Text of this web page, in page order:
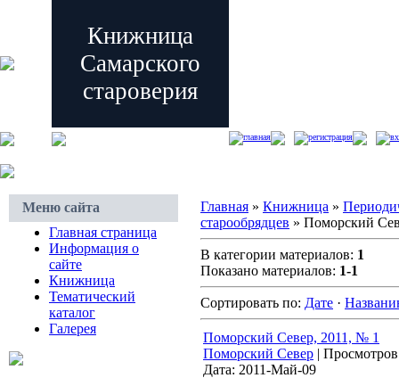
Книжница
Самарского
староверия
главная регистрация
Меню сайта
Главная страница
Информация о
сайте
Книжница
Тематический
каталог
Галерея
Главная » Книжница »
старообрядцев » Поморский
В категории материалов: 1
Показано материалов: 1-1
Сортировать по: Дате ·
Поморский Север, 2011, № 1
Поморский Север |
Дата: 2011-Май-09